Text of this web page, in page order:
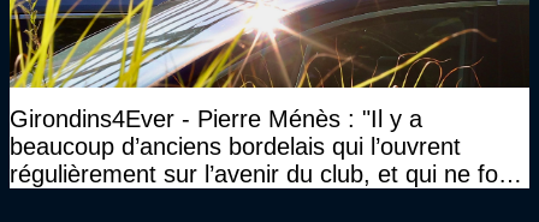
Girondins4Ever - Pierre Ménès : "Il y a
beaucoup d’anciens bordelais qui l’ouvrent
régulièrement sur l’avenir du club, et qui ne font